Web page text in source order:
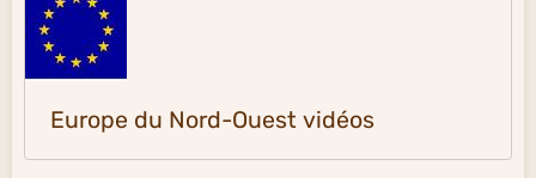
Europe du Nord-Ouest vidéos